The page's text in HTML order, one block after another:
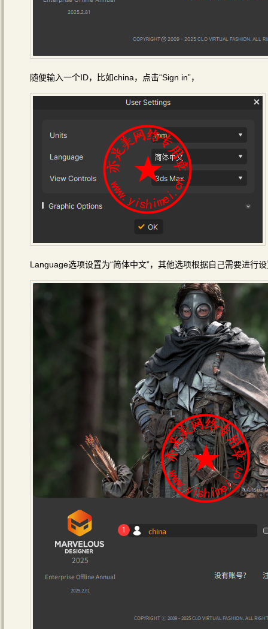
随便输入一个ID，比如china，点击“Sign in”，
Language选项设置为“简体中文”，其他选项根据自己需要进行设